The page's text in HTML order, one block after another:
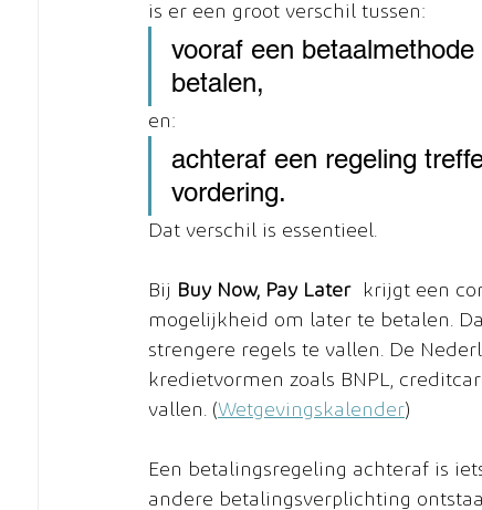
is er een groot verschil tussen:
vooraf een
betalen,
en:
achteraf een regeling
vordering.
Dat verschil is essentieel.
Bij Buy Now, Pay Later krijgt een
mogelijkheid om later te betalen.
strengere regels te vallen. De
kredietvormen zoals BNPL,
vallen. (Wetgevingskalender)
Een betalingsregeling achteraf is
andere betalingsverplichting